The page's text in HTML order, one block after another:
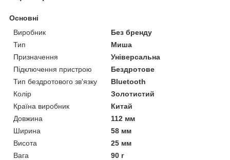
Основні
Виробник
Без бренду
Тип
Миша
Призначення
Універсальна
Підключення пристрою
Бездротове
Тип бездротового зв'язку
Bluetooth
Колір
Золотистий
Країна виробник
Китай
Довжина
112 мм
Ширина
58 мм
Висота
25 мм
Вага
90 г